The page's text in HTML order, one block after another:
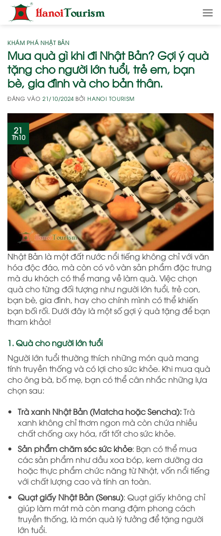
qua
dungKHÁM PHÁ NHẬT BẢN
Mua quà gì khi đi Nhật Bản? Gợi ý quà
tặng cho người lớn tuổi, trẻ em, bạn
bè, gia đình và cho bản thân.
ĐĂNG VÀO21/10/2024 BỞIHANOI TOURISM
21
Th10
Nhật Bản là một đất nước nổi tiếng không chỉ với văn
hóa độc đáo, mà còn có vô vàn sản phẩm đặc trưng
mà du khách có thể mang về làm quà. Việc chọn
quà cho từng đối tượng như người lớn tuổi, trẻ con,
bạn bè, gia đình, hay cho chính mình có thể khiến
bạn bối rối. Dưới đây là một số gợi ý quà tặng để bạn
tham khảo!
1. Quà cho người lớn tuổi
Người lớn tuổi thường thích những món quà mang
tính truyền thống và có lợi cho sức khỏe. Khi mua quà
cho ông bà, bố mẹ, bạn có thể cân nhắc những lựa
chọn sau:
Trà xanh Nhật Bản (Matcha hoặc Sencha):Trà
xanh không chỉ thơm ngon mà còn chứa nhiều
chất chống oxy hóa, rất tốt cho sức khỏe.
Sản phẩm chăm sóc sức khỏe: Bạn có thể mua
các sản phẩm như dầu xoa bóp, kem dưỡng da
hoặc thực phẩm chức năng từ Nhật, vốn nổi tiếng
với chất lượng cao và tính an toàn.
Quạt giấy Nhật Bản (Sensu): Quạt giấy không chỉ
giúp làm mát mà còn mang đậm phong cách
truyền thống, là món quà lý tưởng để tặng người
lớn tuổi.